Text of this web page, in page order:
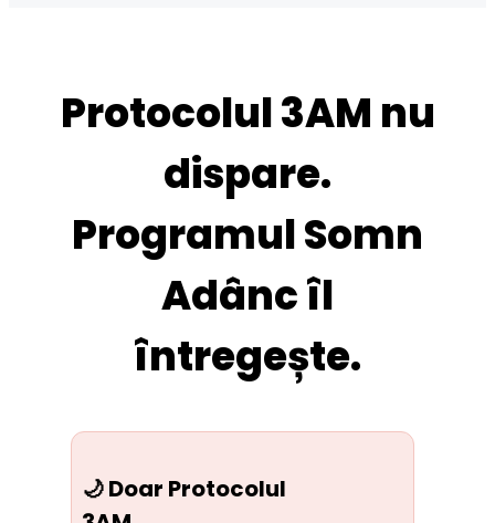
Protocolul 3AM nu
dispare.
Programul Somn
Adânc îl
întregește.
🌙 Doar Protocolul